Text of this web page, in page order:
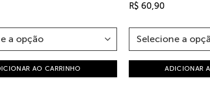
AO CARRINHO
R$ 60,90
ADICIONAR